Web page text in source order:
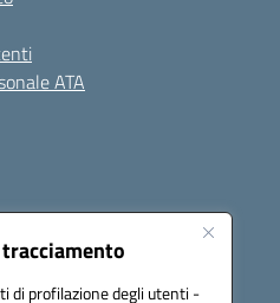
di profilazione degli utenti -
ATA